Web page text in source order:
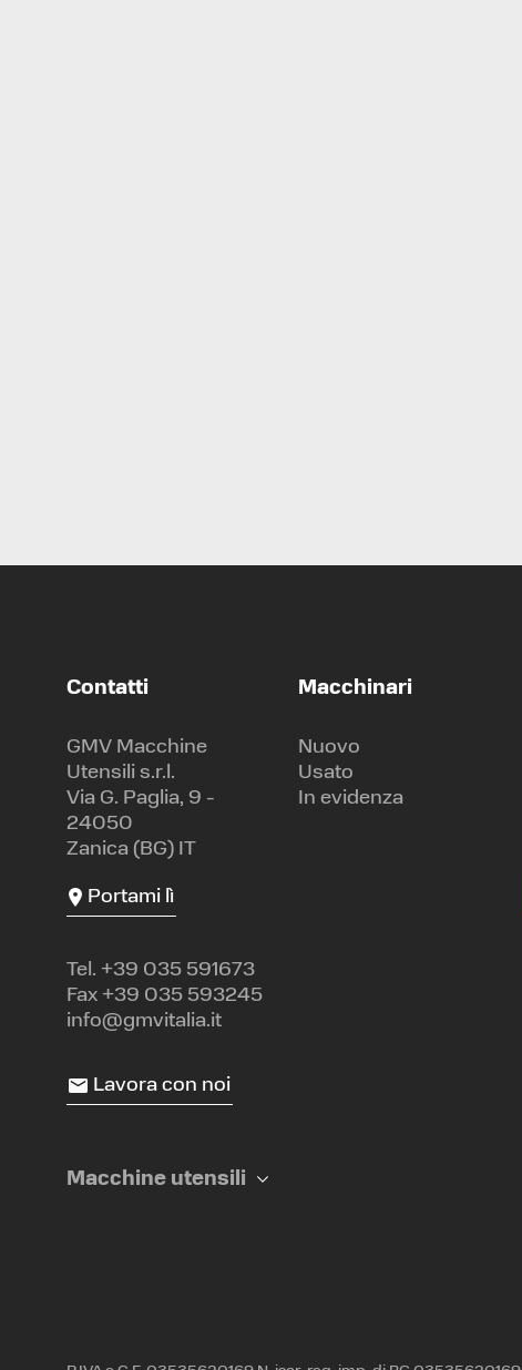
Contatti
GMV Macchine
Utensili s.r.l.
Via G. Paglia, 9 -
24050
Zanica (BG) IT
Portami lì
Tel. +39 035 591673
Fax +39 035 593245
info@gmvitalia.it
Lavora con noi
Macchinari
Nuovo
Usato
In evidenza
Macchine utensili